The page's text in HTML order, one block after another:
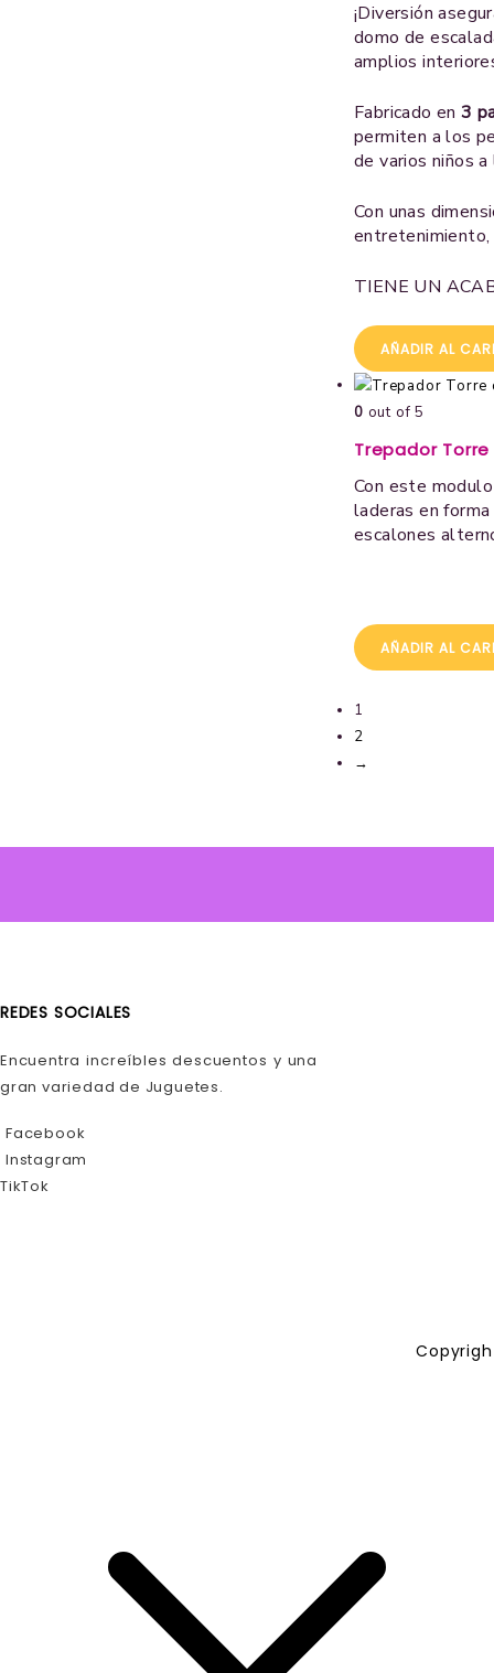
¡Diversión
domo de
amplios
Fabricado en3
permiten a los
de varios niños
Con unas
entretenimiento,
TIENE UN
AÑADIR AL
0 out of 5
Trepador
Con este
laderas en
escalones
AÑADIR AL
1
2
→
REDES SOCIALES
Encuentra increíbles descuentos y una
gran variedad de Juguetes.
Facebook
Instagram
TikTok